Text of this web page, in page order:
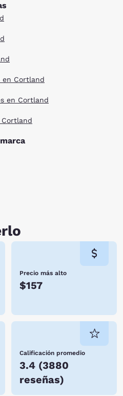
en Cortland
en Cortland
Precio más alto
$157
Calificación promedio
3.4 (3880
reseñas)